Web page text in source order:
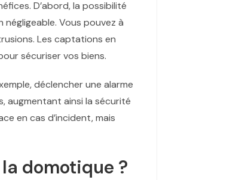
D’abord, la possibilité
Vous pouvez à
Les captations en
sécuriser vos biens.
déclencher une alarme
augmentant ainsi la sécurité
en cas d’incident, mais
domotique ?